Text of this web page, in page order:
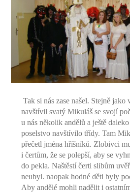
-- Vedení školy
-- Třídní učitelé
-- Netřídní učitelé
-- Vychovatelé
-- Školní poradenské
---- Výchovný poradce
---- Speciální pedagog
---- Metodik prevence
---- Školní psycholog
Tak si nás zase našel. Stejně jako
navštívil svatý Mikuláš se svojí
u nás několik andělů a ještě
poselstvo navštívilo třídy. Tam
přečetl jména hříšníků. Zlobivci
i čertům, že se polepší, aby se
do pekla. Naštěstí čerti slibům
neubyl. naopak hodné děti byly
Aby andělé mohli nadělit i